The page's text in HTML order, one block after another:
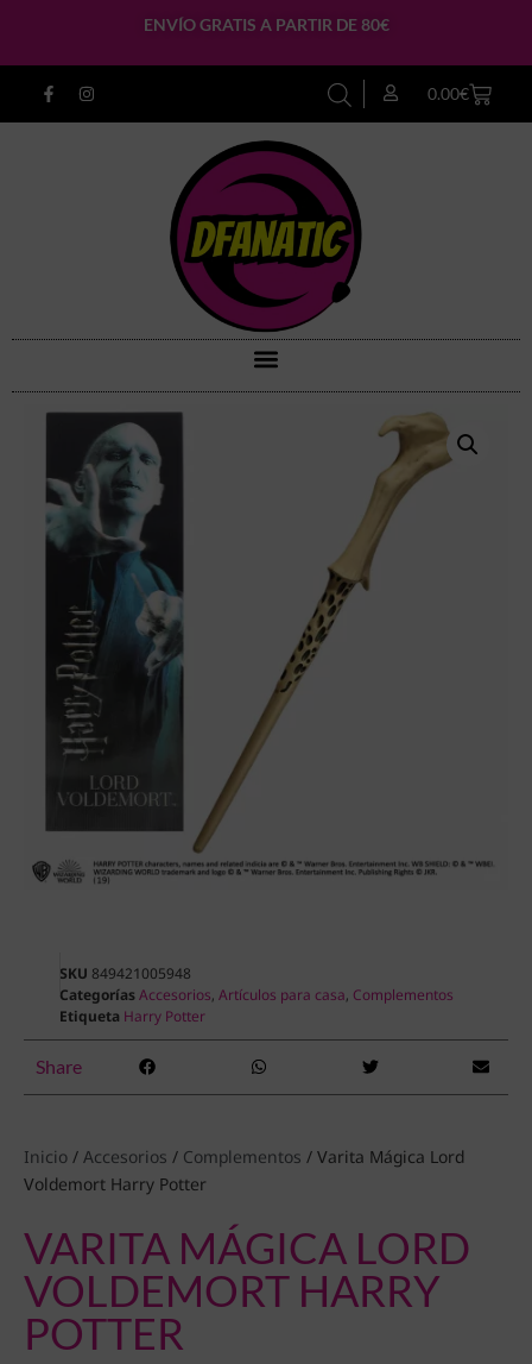
ENVÍO GRATIS A PARTIR DE 80€
0.00€
SKU 849421005948
CategoríasAccesorios, Artículos para casa, Complementos
Etiqueta Harry Potter
Share
Inicio / Accesorios / Complementos / Varita Mágica Lord
Voldemort Harry Potter
VARITA MÁGICA LORD
VOLDEMORT HARRY
POTTER